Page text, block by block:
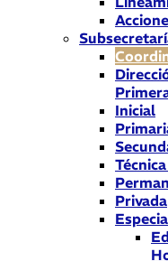
Inicial
Privada